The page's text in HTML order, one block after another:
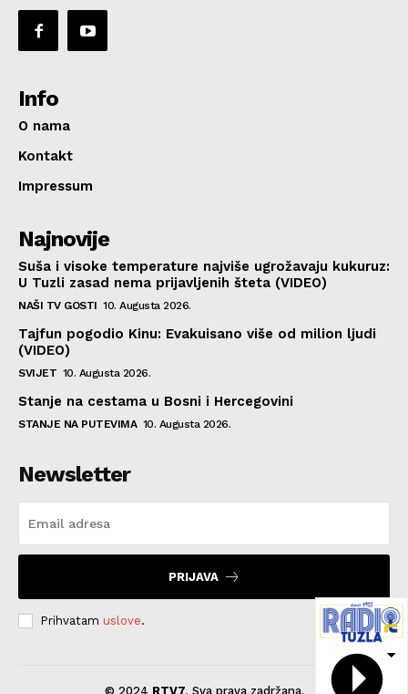
Info
O nama
Kontakt
Impressum
Najnovije
Suša i visoke temperature najviše ugrožavaju kukuruz:
U Tuzli zasad nema prijavljenih šteta (VIDEO)
NAŠI TV GOSTI 10. Augusta 2026.
Tajfun pogodio Kinu: Evakuisano više od milion ljudi
(VIDEO)
SVIJET 10. Augusta 2026.
Stanje na cestama u Bosni i Hercegovini
STANJE NA PUTEVIMA 10. Augusta 2026.
Newsletter
PRIJAVA
Prihvatam uslove.
© 2024 RTV7. Sva prava zadržana.